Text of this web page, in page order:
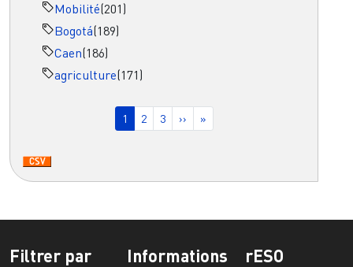
Mobilité(201)
Bogotá(189)
Caen(186)
agriculture(171)
Page courante
1 Page
2 Page
3 Page suivante
›› Dernière page
»
Filtrer par
Informations
rESO